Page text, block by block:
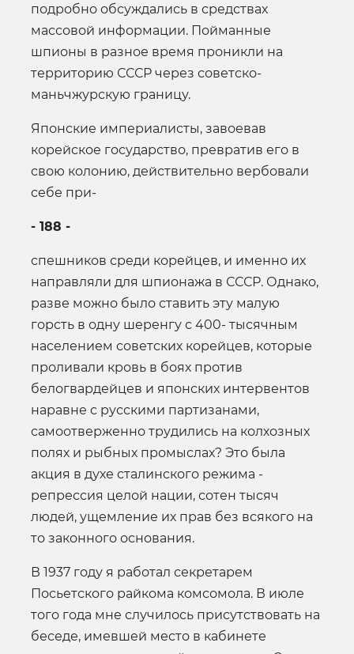
подробно обсуждались в средствах
массовой информации. Пойманные
шпионы в разное время проникли на
территорию СССР через советско-
маньчжурскую границу.
Японские империалисты, завоевав
корейское государство, превратив его в
свою колонию, действительно вербовали
себе при-
- 188 -
спешников среди корейцев, и именно их
направляли для шпионажа в СССР. Однако,
разве можно было ставить эту малую
горсть в одну шеренгу с 400- тысячным
населением советских корейцев, которые
проливали кровь в боях против
белогвардейцев и японских интервентов
наравне с русскими партизанами,
самоотверженно трудились на колхозных
полях и рыбных промыслах? Это была
акция в духе сталинского режима -
репрессия целой нации, сотен тысяч
людей, ущемление их прав без всякого на
то законного основания.
В 1937 году я работал секретарем
Посьетского райкома комсомола. В июле
того года мне случилось присутствовать на
беседе, имевшей место в кабинете